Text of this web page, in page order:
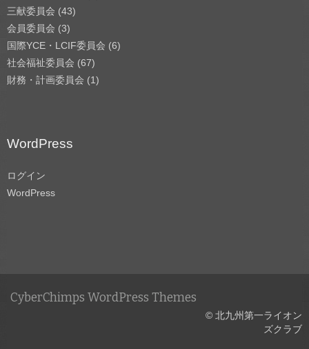
三献委員会 (43)
会員委員会 (3)
国際YCE・LCIF委員会 (6)
社会福祉委員会 (67)
財務・計画委員会 (1)
WordPress
ログイン
WordPress
CyberChimps WordPress Themes
© 北九州第一ライオン
ズクラブ